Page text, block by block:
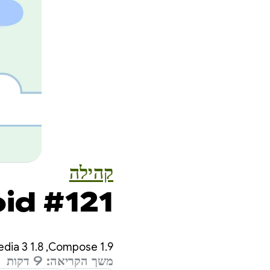
קהילה
#121
‫Compose 1.9,‏ Media 3 1.8,‏ QPR2 Beta 1,‏ Narwhal Feature Drop ועוד!
משך הקריאה: 9 דקות